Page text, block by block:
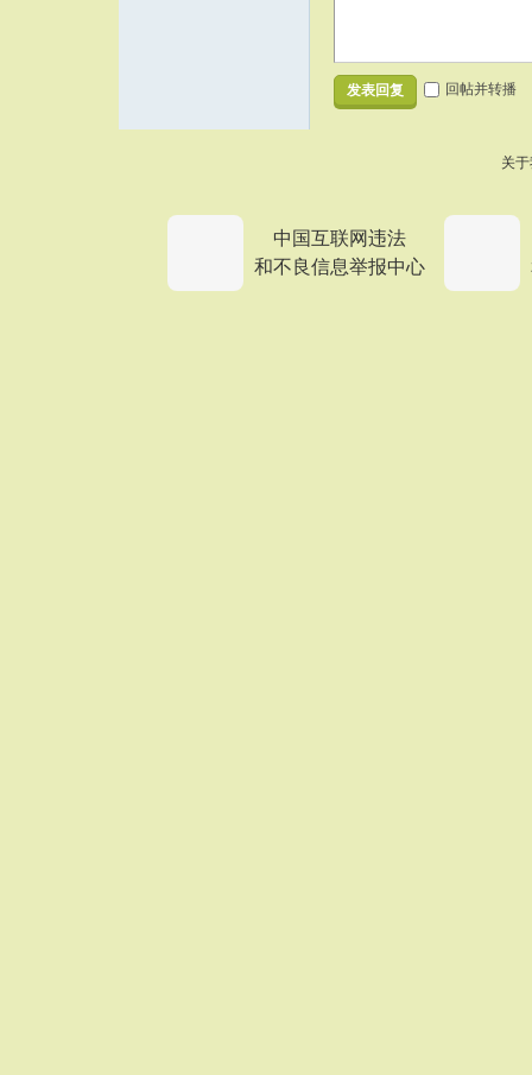
发表回复 回帖并转播
关
中国互联网违法
和不良信息举报中心